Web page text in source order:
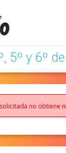
5º y 6º
no obtiene